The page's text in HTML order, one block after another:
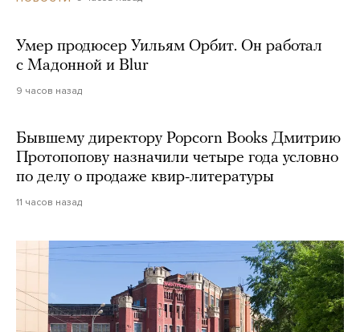
Умер продюсер Уильям Орбит. Он работал
с Мадонной и Blur
9 часов назад
Бывшему директору Popcorn Books Дмитрию
Протопопову назначили четыре года условно
по делу о продаже квир-литературы
11 часов назад